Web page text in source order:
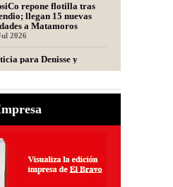
repone flotilla tras
llegan 15 nuevas
a Matamoros
2026
para Denisse y
Convocan a Marcha
Asesinadas
2026
alista nuevo plan
2026